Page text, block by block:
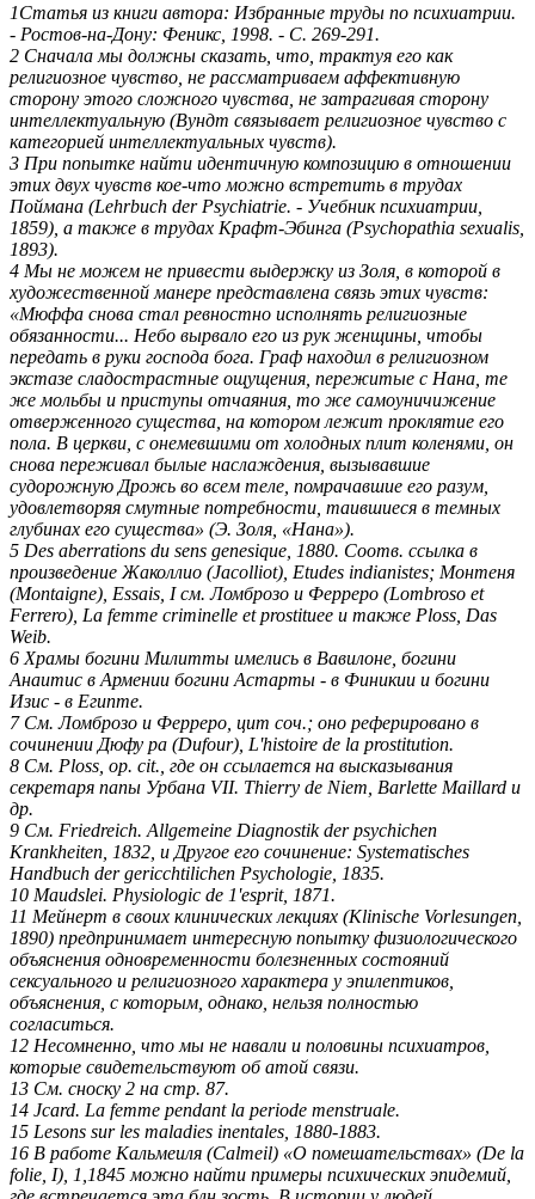
1Статья из книги автора: Избранные труды по психиатрии.
- Ростов-на-Дону: Феникс, 1998. - С. 269-291.
2 Сначала мы должны сказать, что, трактуя его как
религиозное чувство, не рассматриваем аффективную
сторону этого сложного чувства, не затрагивая сторону
интеллектуальную (Вундт связывает религиозное чувство с
категорией интеллектуальных чувств).
3 При попытке найти идентичную композицию в отношении
этих двух чувств кое-что можно встретить в трудах
Поймана (Lehrbuch der Psychiatrie. - Учебник психиатрии,
1859), а также в трудах Крафт-Эбинга (Psychopathia sexualis,
1893).
4 Мы не можем не привести выдержку из Золя, в которой в
художественной манере представлена связь этих чувств:
«Мюффа снова стал ревностно исполнять религиозные
обязанности... Небо вырвало его из рук женщины, чтобы
передать в руки господа бога. Граф находил в религиозном
экстазе сладострастные ощущения, пережитые с Нана, те
же мольбы и приступы отчаяния, то же самоуничижение
отверженного существа, на котором ле­жит проклятие его
пола. В церкви, с онемевшими от холодных плит коле­нями, он
снова переживал былые наслаждения, вызывавшие
судорожную Дрожь во всем теле, помрачавшие его разум,
удовлетворяя смутные потреб­ности, таившиеся в темных
глубинах его существа» (Э. Золя, «Нана»).
5 Des aberrations du sens genesique, 1880. Соотв. ссылка в
произведение Жаколлио (Jacolliot), Etudes indianistes; Монтеня
(Montaigne), Essais, I см. Ломброзо и Ферреро (Lombroso et
Ferrero), La femme criminelle et prostituee и также Ploss, Das
Weib.
6 Храмы богини Милитты имелись в Вавилоне, богини
Анаитис в Армении богини Астарты - в Финикии и богини
Изис - в Египте.
7 См. Ломброзо и Ферреро, цит соч.; оно реферировано в
сочинении Дюфу pa (Dufour), L'histoire de la prostitution.
8 См. Ploss, ор. cit., где он ссылается на высказывания
секретаря папы Урба­на VII. Thierry de Niem, Barlette Maillard и
др.
9 См. Friedreich. Allgemeine Diagnostik der psychichen
Krankheiten, 1832, и Другое его сочинение: Systematisches
Handbuch der gericchtilichen Psychologie, 1835.
10 Maudslei. Physiologic de 1'esprit, 1871.
11 Мейнерт в своих клинических лекциях (Klinische Vorlesungen,
1890) пред­принимает интересную попытку физиологического
объяснения одновремен­ности болезненных состояний
сексуального и религиозного характера у эпи­лептиков,
объяснения, с которым, однако, нельзя полностью
согласиться.
12 Несомненно, что мы не навали и половины психиатров,
которые свиде­тельствуют об атой связи.
13 См. сноску 2 на стр. 87.
14 Jcard. La femme pendant la periode menstruale.
15 Lesons sur les maladies inentales, 1880-1883.
16 В работе Кальмеиля (Calmeil) «О помешательствах» (De la
folie, I), 1,1845 можно найти примеры психических эпидемий,